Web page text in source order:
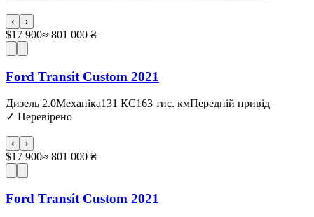
‹ ›
$17 900≈ 801 000 ₴
Ford Transit Custom 2021
Дизель 2.0Механіка131 КС163 тис. кмПередній привід
✓ Перевірено
‹ ›
$17 900≈ 801 000 ₴
Ford Transit Custom 2021